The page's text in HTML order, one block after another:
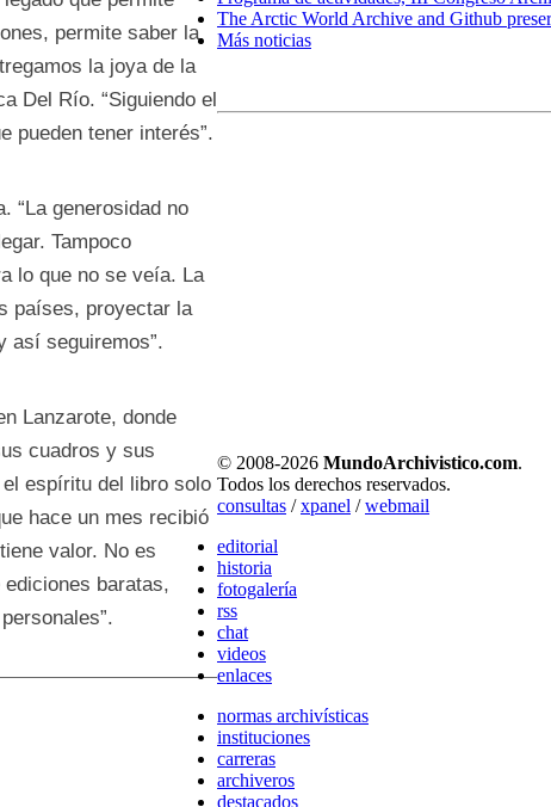
permite saber la
la joya de la
Del Río. “Siguiendo el
pueden tener interés”.
“La generosidad no
Tampoco
lo que no se veía. La
países, proyectar la
así seguiremos”.
Lanzarote, donde
cuadros y sus
espíritu del libro solo
hace un mes recibió
valor. No es
baratas,
The Arctic World Archive and Github
Más noticias
© 2008-2026 MundoArchivistico.com.
Todos los derechos reservados.
consultas /xpanel /webmail
editorial
historia
fotogalería
rss
chat
videos
enlaces
normas archivísticas
instituciones
carreras
archiveros
destacados